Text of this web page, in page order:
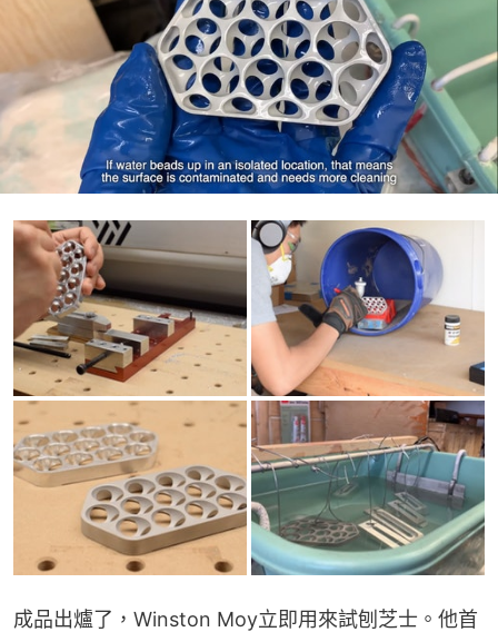
成品出爐了，Winston Moy立即用來試刨芝士。他首